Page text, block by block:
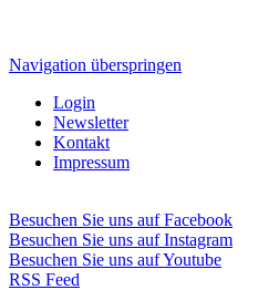
Navigation überspringen
Login
Newsletter
Kontakt
Impressum
Besuchen Sie uns auf Facebook
Besuchen Sie uns auf Instagram
Besuchen Sie uns auf Youtube
RSS Feed